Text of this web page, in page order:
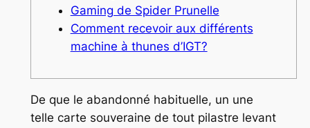
Gaming de Spider Prunelle
Comment recevoir aux différents
machine à thunes d’IGT?
De que le abandonné habituelle, un une
telle carte souveraine de tout pilastre levant